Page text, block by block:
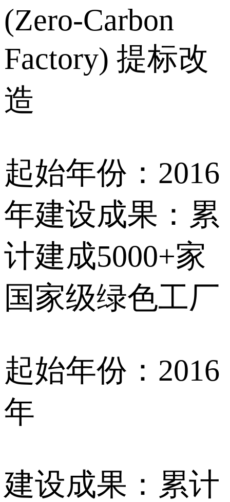
(Zero-Carbon
Factory) 提标改
造
起始年份：2016
年建设成果：累
计建成5000+家
国家级绿色工厂
起始年份：2016
年
建设成果：累计